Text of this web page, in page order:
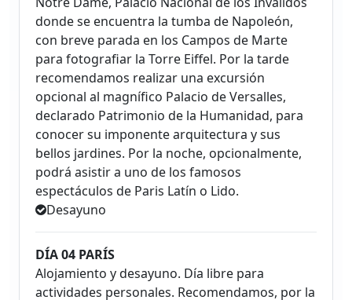
donde se encuentra la tumba de Napoleón,
con breve parada en los Campos de Marte
para fotografiar la Torre Eiffel. Por la tarde
recomendamos realizar una excursión
opcional al magnífico Palacio de Versalles,
declarado Patrimonio de la Humanidad, para
conocer su imponente arquitectura y sus
bellos jardines. Por la noche, opcionalmente,
podrá asistir a uno de los famosos
espectáculos de Paris Latín o Lido.
Desayuno
DÍA 04 PARÍS
Alojamiento y desayuno. Día libre para
actividades personales. Recomendamos, por la